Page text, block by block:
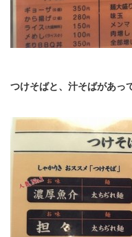
つけそばと、汁そばがあっ